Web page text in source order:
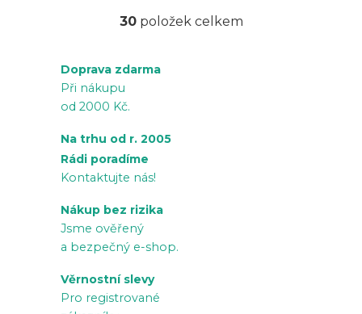
O
30položek celkem
Doprava zdarma
Při nákupu
od 2000 Kč.
Na trhu od r. 2005
Rádi poradíme
Kontaktujte nás!
Nákup bez rizika
Jsme ověřený
a bezpečný e-shop.
Věrnostní slevy
Pro registrované